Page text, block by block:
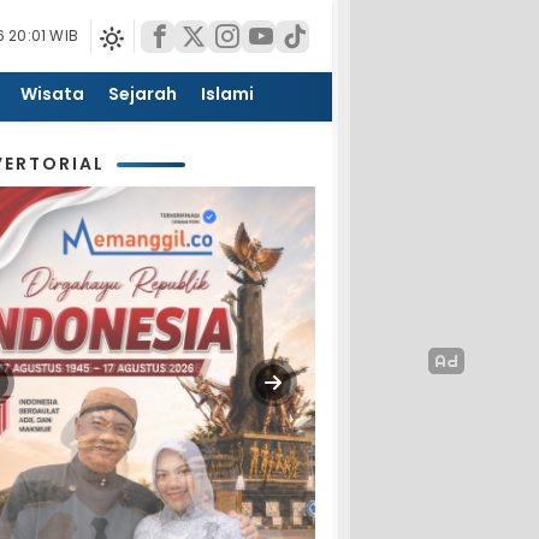
WIB
Wisata Sejarah Islami